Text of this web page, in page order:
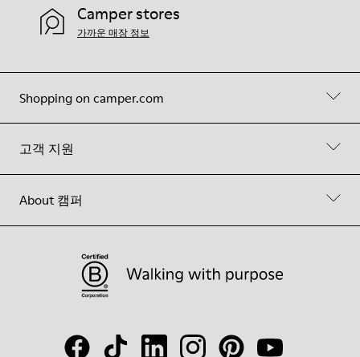
Shopping on camper.com
고객 지원
About 캠퍼
Camper stores
가까운 매장 정보